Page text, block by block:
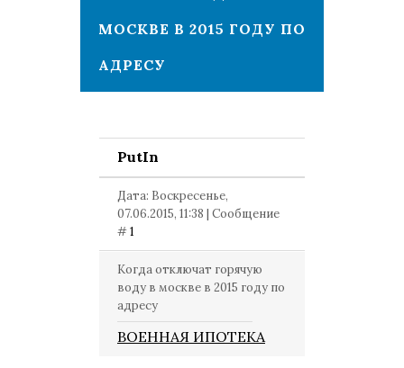
МОСКВЕ В 2015 ГОДУ ПО
АДРЕСУ
PutIn
Дата: Воскресенье,
07.06.2015, 11:38 | Сообщение
#1
Когда отключат горячую
воду в москве в 2015 году по
адресу
ВОЕННАЯ ИПОТЕКА